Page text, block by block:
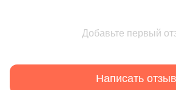
Добавьте первый
Написать отзыв